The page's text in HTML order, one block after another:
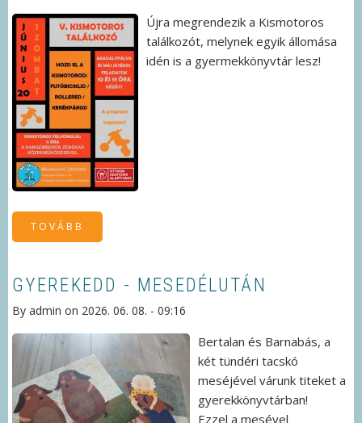
Újra megrendezik a Kismotoros
találkozót, melynek egyik állomása
idén is a gyermekkönyvtár lesz!
TOVÁBB
KISMOTOROS
TALÁLKOZÓ
GYEREKEDD - MESEDÉLUTÁN
By admin on 2026. 06. 08. - 09:16
Bertalan és Barnabás, a
két tündéri tacskó
meséjével várunk titeket a
gyerekkönyvtárban!
Ezzel a mesével